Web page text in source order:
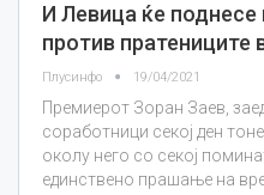
И Левица ќе поднесе
против пратениците
Плусинфо 19/04/2021
Премиерот Зоран Заев,
соработници секој ден
околу него со секој
единствено прашање на